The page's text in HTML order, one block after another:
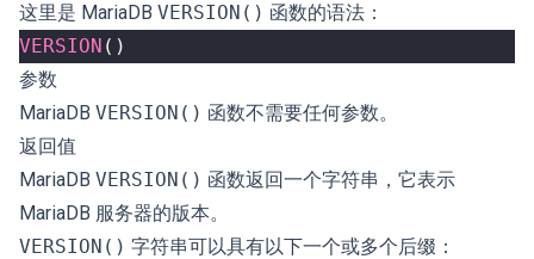
这里是 MariaDB VERSION() 函数的语法：
VERSION ()
参数
MariaDB VERSION() 函数不需要任何参数。
返回值
MariaDB VERSION() 函数返回一个字符串，它表示
MariaDB 服务器的版本。
VERSION() 字符串可以具有以下一个或多个后缀：